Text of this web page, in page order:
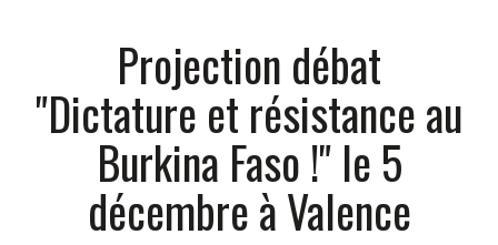
Projection débat
"Dictature et résistance au
Burkina Faso !" le 5
décembre à Valence